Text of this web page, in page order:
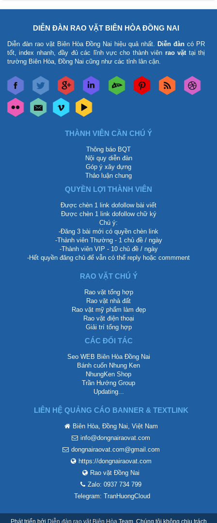
DIỄN ĐÀN RAO VẶT BIÊN HÒA ĐỒNG NAI
Diễn đàn rao vặt Biên Hòa Đồng Nai hiệu quả nhất. Diễn đàn có PR
tốt, index nhanh, đầy đủ các lĩnh vực cho thành viên rao vặt tại thị
trường Biên Hòa, Đồng Nai cũng như các tỉnh lân cận.
THÀNH VIÊN CẦN CHÚ Ý
Thông báo BQT
Nội quy diễn đàn
Góp ý xây dựng
Thảo luận chung
QUYỀN LỢI THÀNH VIÊN
Được chèn 1 link dofollow bài viết
Được chèn 1 link dofollow chữ ký
Chú ý:
-Đăng 3 bài mới có quyền chèn link
-Thành viên Thường - 1 chủ đề / ngày
-Thành viên VIP - 10 chủ đề / ngày
-Hết quyền đăng chủ để vẫn có thể reply hoặc commment
RAO VẶT CHÚ Ý
Rao vặt tổng hợp
Rao vặt nhà đất
Rao vặt mỹ phẩm làm đẹp
Rao vặt điện thoại
Giải trí tổng hợp
CÁC ĐỐI TÁC
Seo WEB Biên Hòa Đồng Nai
Bánh cuốn Nhung Ken
NhungKen Shop
Trần Hướng Group
Updating...
LIÊN HỆ QUẢNG CÁO BANNER & TEXTLINK
Biên Hòa, Đồng Nai, Việt Nam
info@dongnairaovat.com
dongnairaovat.com@gmail.com
https://dongnairaovat.com
Rao vặt Đồng Nai
Zalo: 0937 734 799
Telegram: TranHuongCloud
Phát triển bởi Diễn đàn rao vặt Biên Hòa Team. Chúng tôi không chịu trách